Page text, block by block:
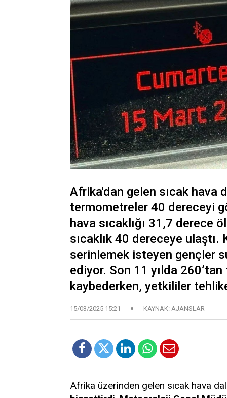
Afrika'dan gelen sıcak hava
termometreler 40 dereceyi
hava sıcaklığı 31,7 derece
sıcaklık 40 dereceye
serinlemek isteyen gençler
ediyor. Son 11 yılda
kaybederken, yetkililer
15/03/2025 15:21 KAYNAK: AJANSLAR
Afrika üzerinden gelen sıcak hava